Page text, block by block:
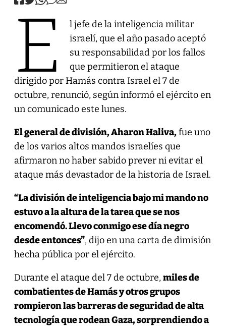
E
l jefe de la inteligencia militar
israelí, que el año pasado aceptó
su responsabilidad por los fallos
que permitieron el ataque
dirigido por Hamás contra Israel el 7 de
octubre, renunció, según informó el ejército en
un comunicado este lunes.
El general de división, Aharon Haliva,fue uno
de los varios altos mandos israelíes que
afirmaron no haber sabido prever ni evitar el
ataque más devastador de la historia de Israel.
“La división de inteligencia bajo mi mando no
estuvo a la altura de la tarea que se nos
encomendó. Llevo conmigo ese día negro
desde entonces”, dijo en una carta de dimisión
hecha pública por el ejército.
Durante el ataque del 7 de octubre,miles de
combatientes de Hamás y otros grupos
rompieron las barreras de seguridad de alta
tecnología que rodean Gaza, sorprendiendo a